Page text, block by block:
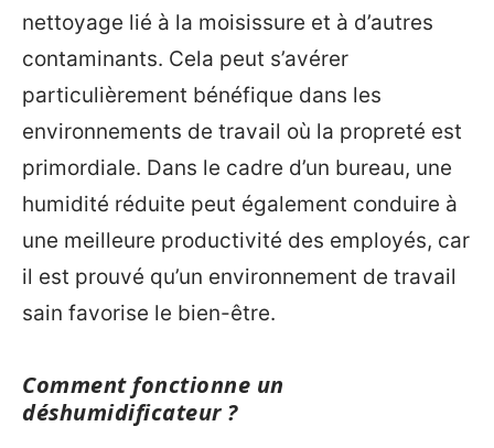
nettoyage lié à la moisissure et à d’autres
contaminants. Cela peut s’avérer
particulièrement bénéfique dans les
environnements de travail où la propreté est
primordiale. Dans le cadre d’un bureau, une
humidité réduite peut également conduire à
une meilleure productivité des employés, car
il est prouvé qu’un environnement de travail
sain favorise le bien-être.
Comment fonctionne un
déshumidificateur ?